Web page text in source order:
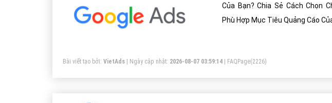
Của Bạn? Chia Sẻ Cách Chọn
Phù Hợp Mục Tiêu Quảng Cáo
Bài viết tạo bởi: VietAds | Ngày cập nhật: 2026-08-07 03:59:14 FAQPage(2226)